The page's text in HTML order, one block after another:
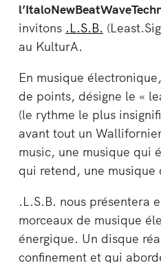
invitons .L.S.B.
au KulturA.
En musique
de points, désigne le «
(le rythme le plus
avant tout un
music, une musique qui
qui retend, une musique
.L.S.B. nous présentera
morceaux de musique
énergique. Un disque
confinement et qui